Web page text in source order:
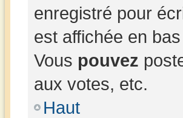
enregistré pour
est affichée en
Vous pouvez
aux votes, etc.
Haut